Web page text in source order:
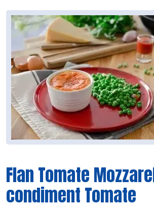
Flan Tomate
condiment Tomate